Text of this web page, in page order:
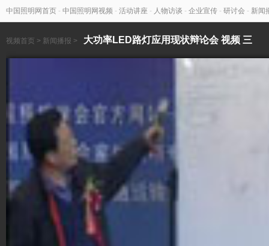
中国照明网首页 - 中国照明网视频 - 活动讲座 - 人物访谈 - 企业宣传 - 研讨会 - 新闻
视频首页 > 新闻播报 > 大功率LED路灯应用现状辩论会 视频 三